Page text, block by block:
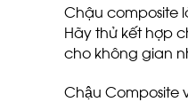
Chậu composite
Hãy thử kết hợp
cho không gian
Chậu Composite